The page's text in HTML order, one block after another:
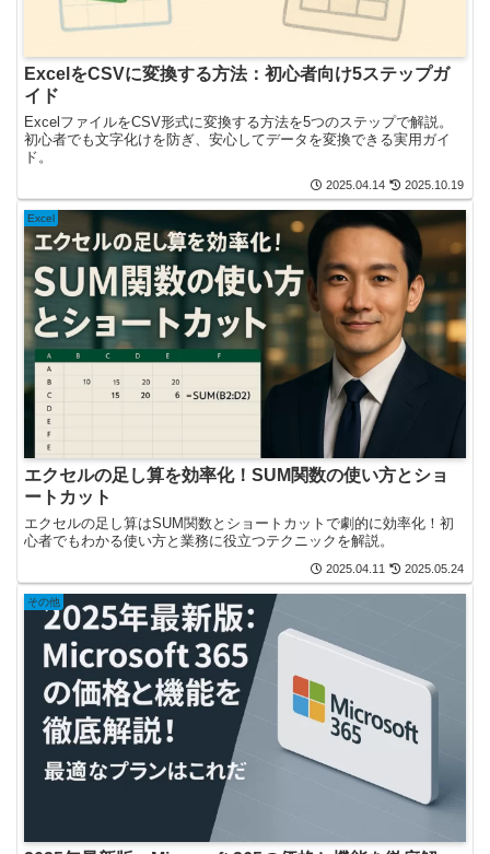
ExcelをCSVに変換する方法：初心者向け5ステップガ
イド
ExcelファイルをCSV形式に変換する方法を5つのステップで解説。
初心者でも文字化けを防ぎ、安心してデータを変換できる実用ガイ
ド。
2025.04.14 2025.10.19
Excel
エクセルの足し算を効率化！SUM関数の使い方とショ
ートカット
エクセルの足し算はSUM関数とショートカットで劇的に効率化！初
心者でもわかる使い方と業務に役立つテクニックを解説。
2025.04.11 2025.05.24
その他